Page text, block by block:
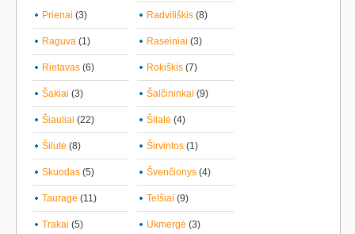
Prienai (3) Radviliškis (8)
Raguva (1) Raseiniai (3)
Rietavas (6) Rokiškis (7)
Šakiai (3) Šalčininkai (9)
Šiauliai (22) Šilalė (4)
Šilutė (8) Širvintos (1)
Skuodas (5) Švenčionys (4)
Tauragė (11) Telšiai (9)
Trakai (5) Ukmergė (3)